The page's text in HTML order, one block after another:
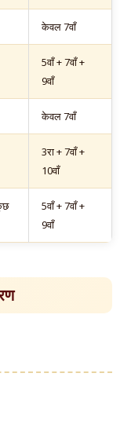
केवल 7वाँ
5वाँ + 7वाँ +
9वाँ
केवल 7वाँ
3रा + 7वाँ +
10वाँ
5वाँ + 7वाँ +
9वाँ